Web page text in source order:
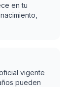
en tu
vigente
pueden